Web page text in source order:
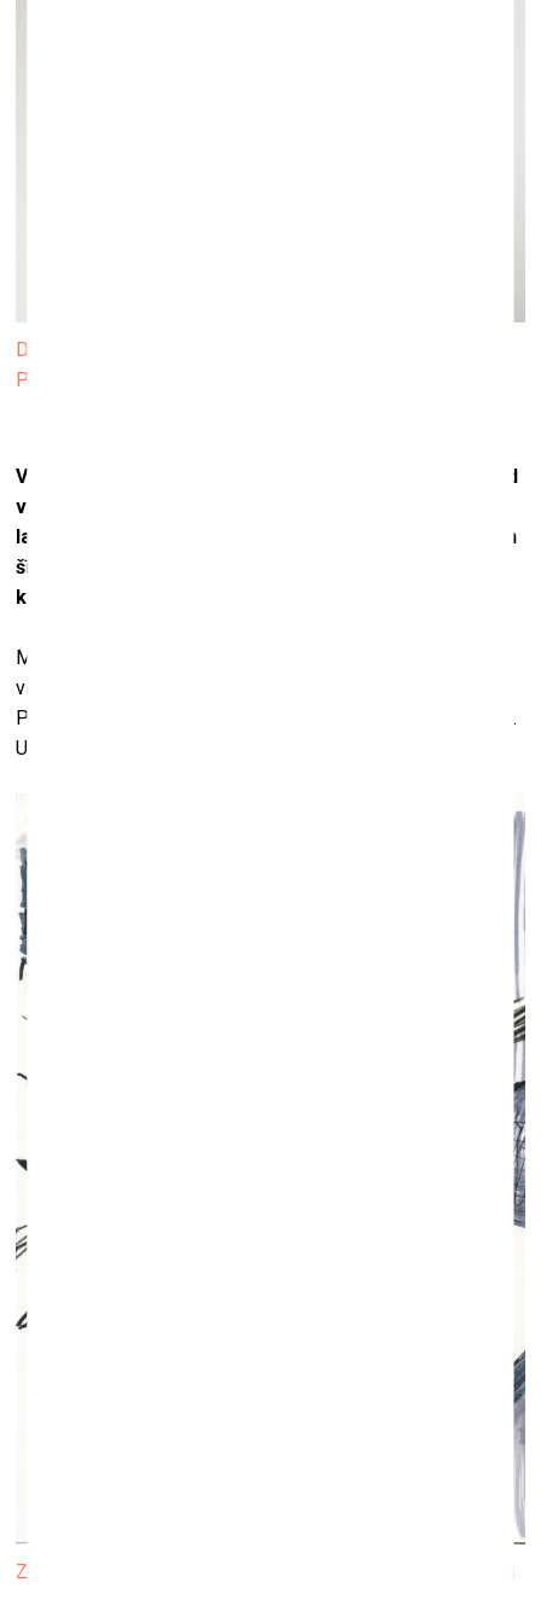
Diānas Tamanes fotogrāmata Flower Smuggler. Foto: Art
Paper Editions
Vairāki tavi projekti ir saistīti ar mammu un to, ka tagad
viņai ir interesanta profesija – viņa ir tālbraucēja. Tas
laikam jau ir tāds pavisam citāds iespaidu griezums. Un
šī nemitīgā būšana ceļā… Un atklājumi un izaicinājumi,
ko tas nes.
Manā jaunākajā izstādē, kas nupat atklāta ISSP Galerijā,
vispār redzami tieši mammas zīmējumi, mammas stāsti…
Pēdējā laikā man ir tāda pozīcija, ka varu rādīt visu, ko gribu.
Un, lūk, tu ļauj izteikties arī kādam citam. Kādēļ gan ne?
Zīmējums izstādē “Rokas stiepiena attālumā” ISSP Galerijā